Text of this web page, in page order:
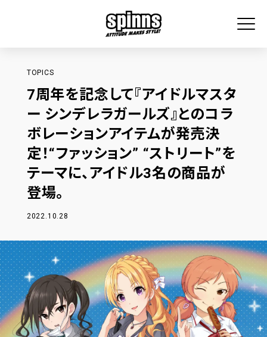
TOPICS
7周年を記念して『アイドルマスタ
ー シンデレラガールズ』とのコラ
ボレーションアイテムが発売決
定！“ファッション” “ストリート”を
テーマに、アイドル3名の商品が
登場。
2022.10.28